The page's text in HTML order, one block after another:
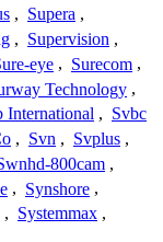
, Supera ,
, Supervision ,
eye , Surecom ,
Technology ,
International , Svbc
, Svn , Svplus ,
800cam ,
, Synshore ,
, Systemmax ,